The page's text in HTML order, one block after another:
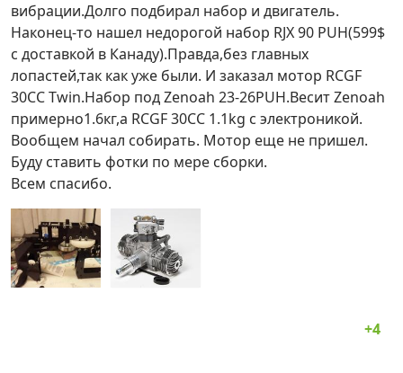
вибрации.Долго подбирал набор и двигатель.
Наконец-то нашел недорогой набор RJX 90 PUH(599$
с доставкой в Канаду).Правда,без главных
лопастей,так как уже были. И заказал мотор RCGF
30CC Twin.Набор под Zenoah 23-26PUH.Весит Zenoah
примерно1.6кг,а RCGF 30CC 1.1kg с электроникой.
Вообщем начал собирать. Мотор еще не пришел.
Буду ставить фотки по мере сборки.
Всем спасибо.